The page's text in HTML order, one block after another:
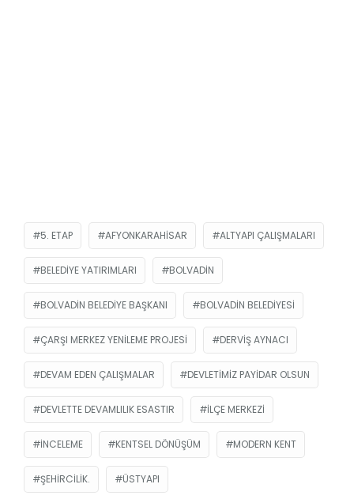
5. ETAP AFYONKARAHISAR ALTYAPI ÇALIŞMALARI
BELEDIYE YATIRIMLARI BOLVADIN
BOLVADIN BELEDIYE BAŞKANI BOLVADIN BELEDIYESI
ÇARŞI MERKEZ YENILEME PROJESI DERVIŞ AYNACI
DEVAM EDEN ÇALIŞMALAR DEVLETIMIZ PAYIDAR OLSUN
DEVLETTE DEVAMLILIK ESASTIR İLÇE MERKEZI
INCELEME KENTSEL DÖNÜŞÜM MODERN KENT
ŞEHIRCILIK. ÜSTYAPI